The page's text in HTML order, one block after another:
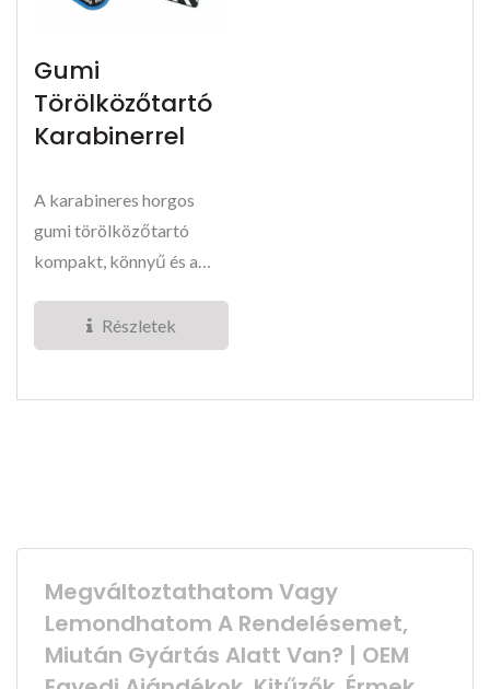
Gumi
Törölközőtartó
Karabinerrel
A karabineres horgos
gumi törölközőtartó
kompakt, könnyű és a
Részletek
Megváltoztathatom Vagy
Lemondhatom A Rendelésemet,
Miután Gyártás Alatt Van? | OEM